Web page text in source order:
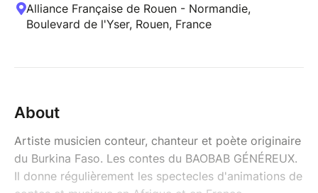
Alliance Française de Rouen - Normandie,
Boulevard de l'Yser, Rouen, France
About
Artiste musicien conteur, chanteur et poète originaire
du Burkina Faso. Les contes du BAOBAB GÉNÉREUX.
Il donne régulièrement les spectecles d'animations de